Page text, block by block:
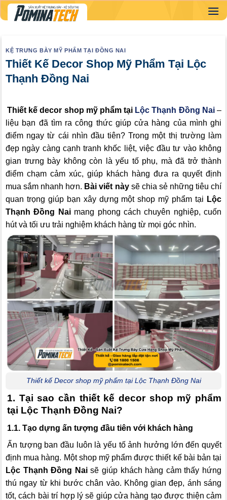
Skip
to
KỆ TRƯNG BÀY MỸ PHẨM TẠI ĐỒNG NAI
Thiết Kế Decor Shop Mỹ Phẩm Tại Lộc
Thạnh Đồng Nai
Thiết kế decor shop mỹ phẩm tại Lộc Thạnh Đồng Nai–
liệu bạn đã tìm ra công thức giúp cửa hàng của mình ghi
điểm ngay từ cái nhìn đầu tiên? Trong một thị trường làm
đẹp ngày càng cạnh tranh khốc liệt, việc đầu tư vào không
gian trưng bày không còn là yếu tố phụ, mà đã trở thành
điểm chạm cảm xúc, giúp khách hàng đưa ra quyết định
mua sắm nhanh hơn. Bài viết nàysẽ chia sẻ những tiêu chí
quan trọng giúp bạn xây dựng một shop mỹ phẩm tại Lộc
Thạnh Đồng Naimang phong cách chuyên nghiệp, cuốn
hút và tối ưu trải nghiệm khách hàng từ mọi góc nhìn.
Thiết kế Decor shop mỹ phẩm tại Lộc Thạnh Đồng Nai
1. Tại sao cần thiết kế decor shop mỹ phẩm
tại Lộc Thạnh Đồng Nai?
1.1. Tạo dựng ấn tượng đầu tiên với khách hàng
Ấn tượng ban đầu luôn là yếu tố ảnh hưởng lớn đến quyết
định mua hàng. Một shop mỹ phẩm được thiết kế bài bản tại
Lộc Thạnh Đồng Naisẽ giúp khách hàng cảm thấy hứng
thú ngay từ khi bước chân vào. Không gian đẹp, ánh sáng
tốt, cách bài trí hợp lý sẽ giúp cửa hàng tạo được thiện cảm